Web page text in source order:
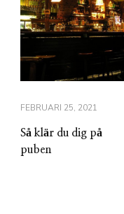
FEBRUARI 25, 2021
Så klär du dig på
puben